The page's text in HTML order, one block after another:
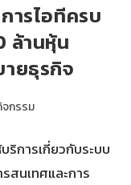
ารไอทีครบ
ล้านหุ้น
ายธุรกิจ
จกรรม
ริการเกี่ยวกับระบบ
สนเทศและการ